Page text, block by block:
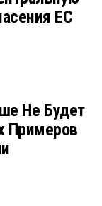
ЕС
Не Будет
Примеров